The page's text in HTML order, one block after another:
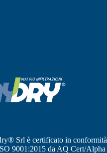
Srl è certificato in conformità
9001:2015 da AQ Cert/Alpha